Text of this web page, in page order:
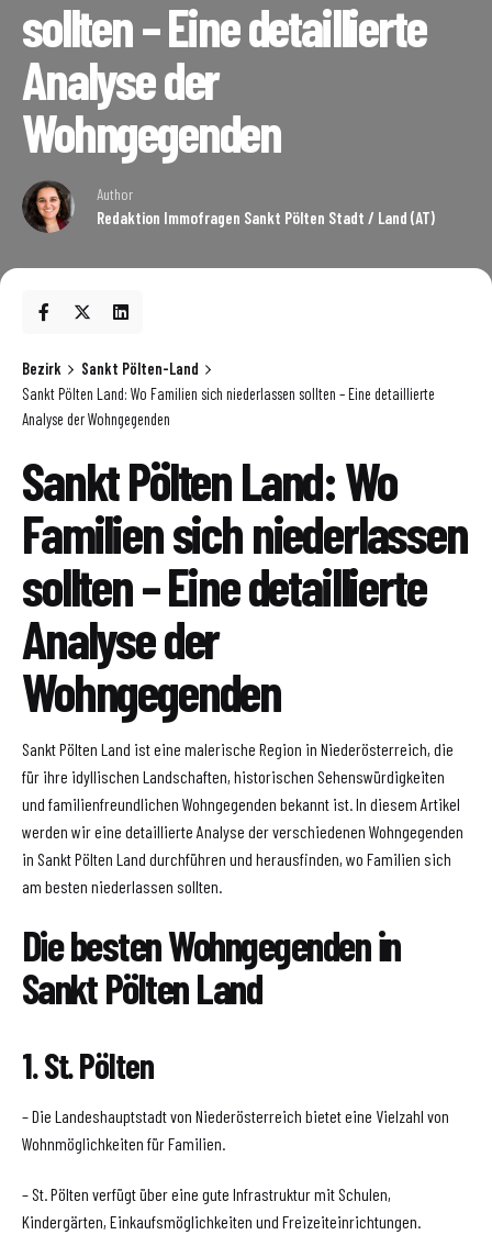
sollten – Eine detaillierte
Analyse der
Wohngegenden
Author
Redaktion Immofragen Sankt Pölten Stadt / Land (AT)
Bezirk
Sankt Pölten-Land
Sankt Pölten Land: Wo Familien sich niederlassen sollten – Eine detaillierte
Analyse der Wohngegenden
Sankt Pölten Land: Wo
Familien sich niederlassen
sollten – Eine detaillierte
Analyse der
Wohngegenden
Sankt Pölten Land ist eine malerische Region in Niederösterreich, die
für ihre idyllischen Landschaften, historischen Sehenswürdigkeiten
und familienfreundlichen Wohngegenden bekannt ist. In diesem Artikel
werden wir eine detaillierte Analyse der verschiedenen Wohngegenden
in Sankt Pölten Land durchführen und herausfinden, wo Familien sich
am besten niederlassen sollten.
Die besten Wohngegenden in
Sankt Pölten Land
1. St. Pölten
– Die Landeshauptstadt von Niederösterreich bietet eine Vielzahl von
Wohnmöglichkeiten für Familien.
– St. Pölten verfügt über eine gute Infrastruktur mit Schulen,
Kindergärten, Einkaufsmöglichkeiten und Freizeiteinrichtungen.